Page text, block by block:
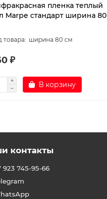
пленка теплый
Marpe стандарт ширина 80
ширина 80 см
₽
В корзину
контакты
923 745-95-66